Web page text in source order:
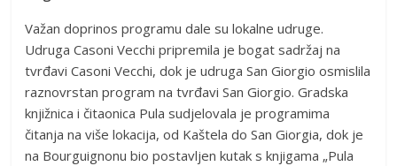
Važan doprinos programu dale su lokalne udruge.
Udruga Casoni Vecchi pripremila je bogat sadržaj na
tvrđavi Casoni Vecchi, dok je udruga San Giorgio osmislila
raznovrstan program na tvrđavi San Giorgio. Gradska
knjižnica i čitaonica Pula sudjelovala je programima
čitanja na više lokacija, od Kaštela do San Giorgia, dok je
na Bourguignonu bio postavljen kutak s knjigama „Pula